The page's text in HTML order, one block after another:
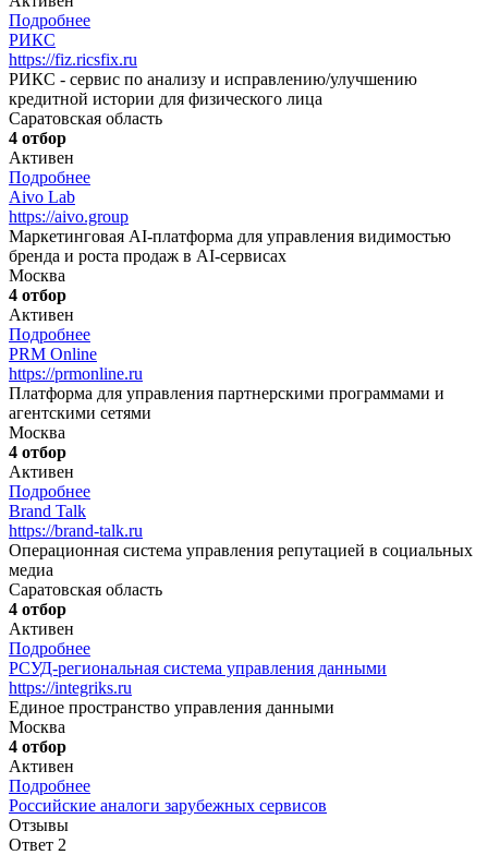
Подробнее
РИКС
https://fiz.ricsfix.ru
РИКС - сервис по анализу и исправлению/улучшению
кредитной истории для физического лица
Саратовская область
4 отбор
Активен
Подробнее
Aivo Lab
https://aivo.group
Маркетинговая AI-платформа для управления видимостью
бренда и роста продаж в AI-сервисах
Москва
4 отбор
Активен
Подробнее
PRM Online
https://prmonline.ru
Платформа для управления партнерскими программами и
агентскими сетями
Москва
4 отбор
Активен
Подробнее
Brand Talk
https://brand-talk.ru
Операционная система управления репутацией в социальных
медиа
Саратовская область
4 отбор
Активен
Подробнее
РСУД-региональная система управления данными
https://integriks.ru
Единое пространство управления данными
Москва
4 отбор
Активен
Подробнее
Российские аналоги зарубежных сервисов
Отзывы
Ответ 2